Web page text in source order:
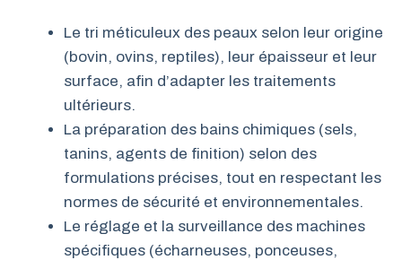
Le tri méticuleux des peaux selon leur origine
(bovin, ovins, reptiles), leur épaisseur et leur
surface, afin d’adapter les traitements
ultérieurs.
La préparation des bains chimiques (sels,
tanins, agents de finition) selon des
formulations précises, tout en respectant les
normes de sécurité et environnementales.
Le réglage et la surveillance des machines
spécifiques (écharneuses, ponceuses,